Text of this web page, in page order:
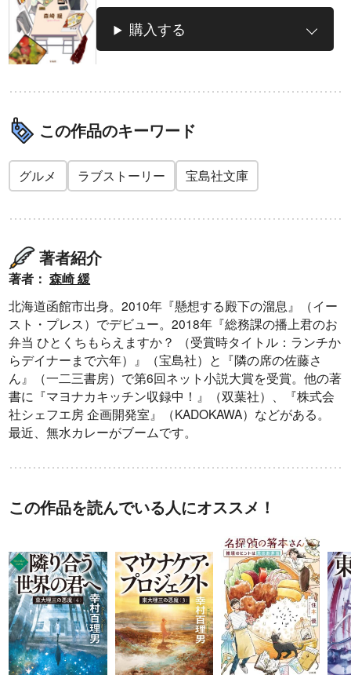
購入する
この作品のキーワード
グルメ ラブストーリー 宝島社文庫
著者紹介
著者：森崎 緩
北海道函館市出身。2010年『懸想する殿下の溜息』（イー
スト・プレス）でデビュー。2018年『総務課の播上君のお
弁当 ひとくちもらえますか？ （受賞時タイトル：ランチか
らデイナーまで六年）』（宝島社）と『隣の席の佐藤さ
ん』（一二三書房）で第6回ネット小説大賞を受賞。他の著
書に『マヨナカキッチン収録中！』（双葉社）、『株式会
社シェフエ房 企画開発室』（KADOKAWA）などがある。
最近、無水カレーがブームです。
この作品を読んでいる人にオススメ！